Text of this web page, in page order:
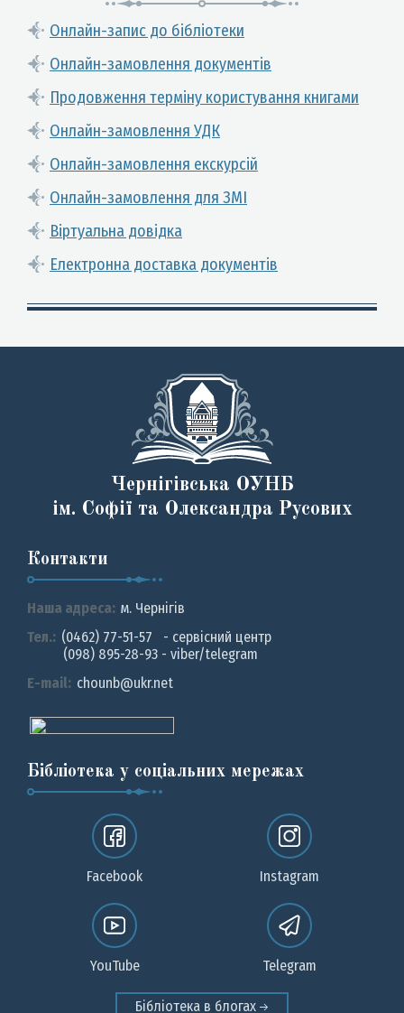
Онлайн-запис до бібліотеки
Онлайн-замовлення документів
Продовження терміну користування книгами
Онлайн-замовлення УДК
Онлайн-замовлення екскурсій
Онлайн-замовлення для ЗМІ
Віртуальна довідка
Електронна доставка документів
Чернігівська ОУНБ
ім. Софії та Олександра Русових
Контакти
Наша адреса: м. Чернiгiв
Тел.: (0462) 77-51-57 - сервісний центр
(098) 895-28-93 - viber/telegram
E-mail: chounb@ukr.net
Бібліотека у соціальних мережах
Facebook Instagram
YouTube Telegram
Бібліотека в блогах